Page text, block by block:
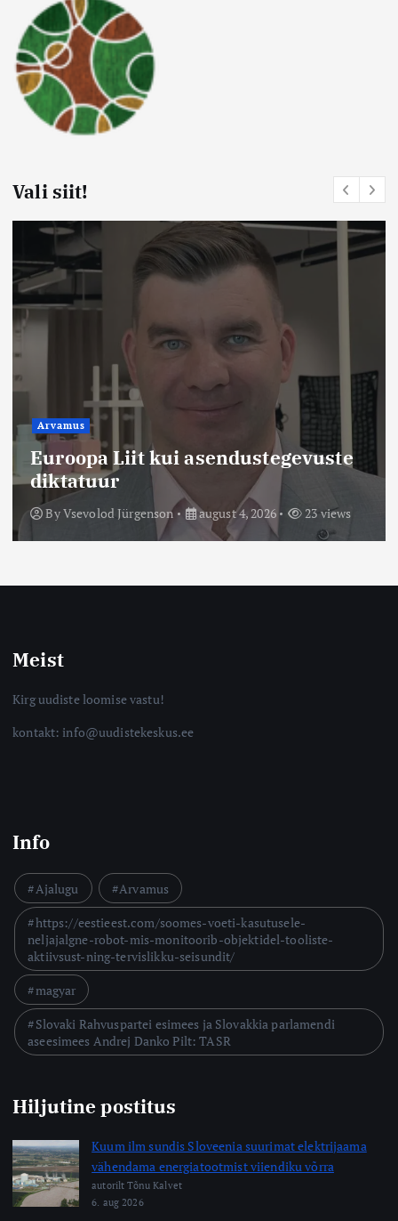
Vali siit!
Arvamus
Euroopa Liit kui asendustegevuste
diktatuur
ByVsevolod Jürgenson august 4, 2026 23 views
Meist
Kirg uudiste loomise vastu!
kontakt: info@uudistekeskus.ee
Info
Ajalugu
Arvamus
https://eestieest.com/soomes-voeti-kasutusele-
neljajalgne-robot-mis-monitoorib-objektidel-tooliste-
aktiivsust-ning-tervislikku-seisundit/
magyar
Slovaki Rahvuspartei esimees ja Slovakkia parlamendi
aseesimees Andrej Danko Pilt: TASR
Hiljutine postitus
Kuum ilm sundis Sloveenia suurimat elektrijaama
vähendama energiatootmist viiendiku võrra
autorilt Tõnu Kalvet
6. aug 2026